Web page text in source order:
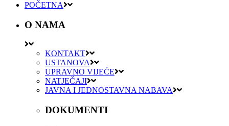
POČETNA
O NAMA
KONTAKT
USTANOVA
UPRAVNO VIJEĆE
NATJEČAJI
JAVNA I JEDNOSTAVNA NABAVA
DOKUMENTI